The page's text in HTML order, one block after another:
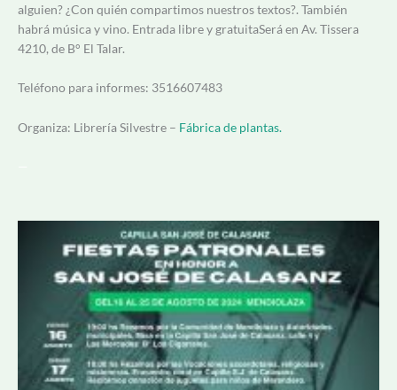
alguien? ¿Con quién compartimos nuestros textos?. También
habrá música y vino. Entrada libre y gratuitaSerá en Av. Tissera
4210, de B° El Talar.
Teléfono para informes: 3516607483
Organiza: Librería Silvestre – Fábrica de plantas.